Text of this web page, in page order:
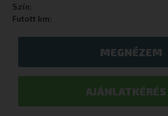
Szín:
Futott km:
MEGNÉZEM
AJÁNLATKÉRÉS